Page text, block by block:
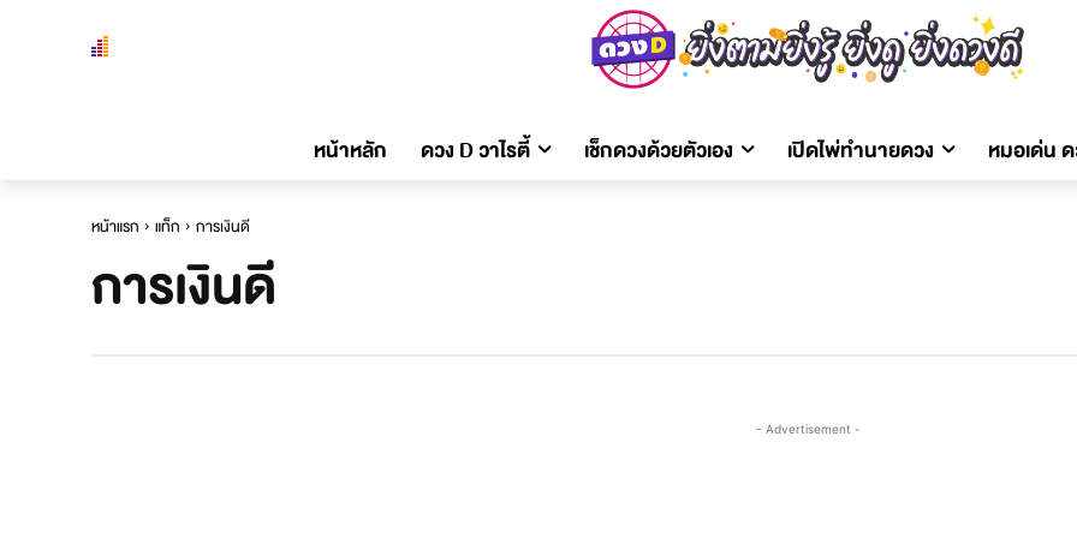
หน้าหลัก ดวง D วาไรตี้ เช็กดวงด้วยตัวเอง เปิดไพ่ทำนายดวง หมอเด่น
หน้าแรก แท็ก การเงินดี
การเงินดี
- Advertisement -